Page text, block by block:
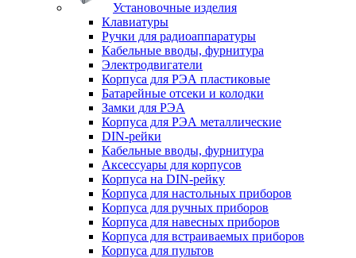
Установочные изделия
Клавиатуры
Ручки для радиоаппаратуры
Кабельные вводы, фурнитура
Электродвигатели
Корпуса для РЭА пластиковые
Батарейные отсеки и колодки
Замки для РЭА
Корпуса для РЭА металлические
DIN-рейки
Кабельные вводы, фурнитура
Аксессуары для корпусов
Корпуса на DIN-рейку
Корпуса для настольных приборов
Корпуса для ручных приборов
Корпуса для навесных приборов
Корпуса для встраиваемых приборов
Корпуса для пультов